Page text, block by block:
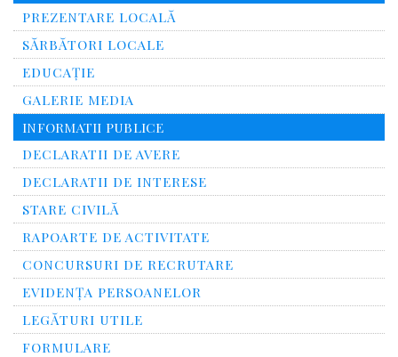
PREZENTARE LOCALĂ
SĂRBĂTORI LOCALE
EDUCAȚIE
GALERIE MEDIA
INFORMATII PUBLICE
DECLARATII DE AVERE
DECLARATII DE INTERESE
STARE CIVILĂ
RAPOARTE DE ACTIVITATE
CONCURSURI DE RECRUTARE
EVIDENȚA PERSOANELOR
LEGĂTURI UTILE
FORMULARE